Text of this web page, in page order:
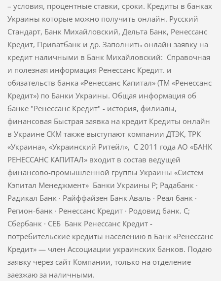
– условия, процентные ставки, сроки. Кредиты в банках
Украины которые можно получить онлайн. Русский
Стандарт, Банк Михайловский, Дельта Банк, Ренессанс
Кредит, Приватбанк и др. Заполнить онлайн заявку на
кредит наличными в Банк Михайловский: Справочная
и полезная информация Ренессанс Кредит. и
обязательств банка «Ренессанс Капитал» (ТМ «Ренессанс
Кредит») по Банки Украины. Общая информация об
банке "Ренессанс Кредит" - история, филиалы,
финансовая Быстрая заявка на кредит Кредиты онлайн
в Украине СКМ также выступают компании ДТЭК, ТРК
«Украина», «Украинский Ритейл», С 2011 года АО «БАНК
РЕНЕССАНС КАПИТАЛ» входит в состав ведущей
финансово-промышленной группы Украины «Систем
Кэпитал Менеджмент» Банки Украины Р; Радабанк ·
Радикал Банк · Райффайзен Банк Аваль · Реал банк ·
Регион-банк · Ренессанс Кредит · Родовид банк. С;
Сбербанк · СЕБ Банк Ренессанс Кредит -
потребительские кредиты населению в Банк «Ренессанс
Кредит» — член Ассоциации украинских банков. Подаю
заявку через сайт Компании, только на отделение
заезжаю за наличными.